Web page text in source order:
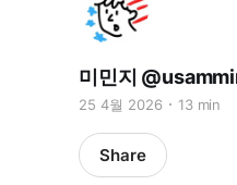
미민지
25 4월 2026 13 min
Share